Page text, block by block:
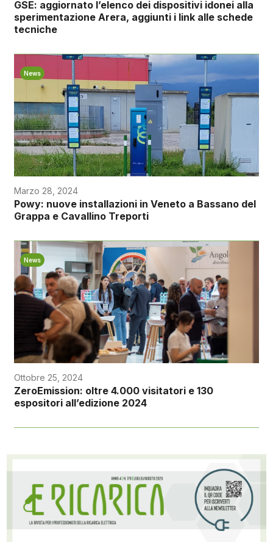
GSE: aggiornato l’elenco dei dispositivi idonei alla
sperimentazione Arera, aggiunti i link alle schede
tecniche
News
Marzo 28, 2024
Powy: nuove installazioni in Veneto a Bassano del
Grappa e Cavallino Treporti
News
Ottobre 25, 2024
ZeroEmission: oltre 4.000 visitatori e 130
espositori all’edizione 2024